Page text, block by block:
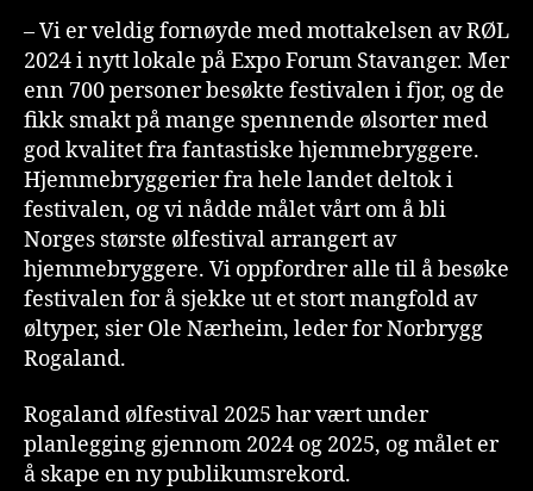
– Vi er veldig fornøyde med mottakelsen av RØL
2024 i nytt lokale på Expo Forum Stavanger. Mer
enn 700 personer besøkte festivalen i fjor, og de
fikk smakt på mange spennende ølsorter med
god kvalitet fra fantastiske hjemmebryggere.
Hjemmebryggerier fra hele landet deltok i
festivalen, og vi nådde målet vårt om å bli
Norges største ølfestival arrangert av
hjemmebryggere. Vi oppfordrer alle til å besøke
festivalen for å sjekke ut et stort mangfold av
øltyper, sier Ole Nærheim, leder for Norbrygg
Rogaland.
Rogaland ølfestival 2025 har vært under
planlegging gjennom 2024 og 2025, og målet er
å skape en ny publikumsrekord.